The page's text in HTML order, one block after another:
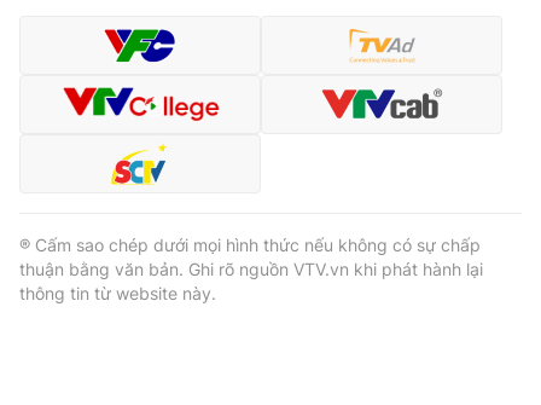
® Cấm sao chép dưới mọi hình thức nếu không có sự chấp
thuận bằng văn bản. Ghi rõ nguồn VTV.vn khi phát hành lại
thông tin từ website này.